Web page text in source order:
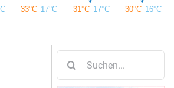
nach: